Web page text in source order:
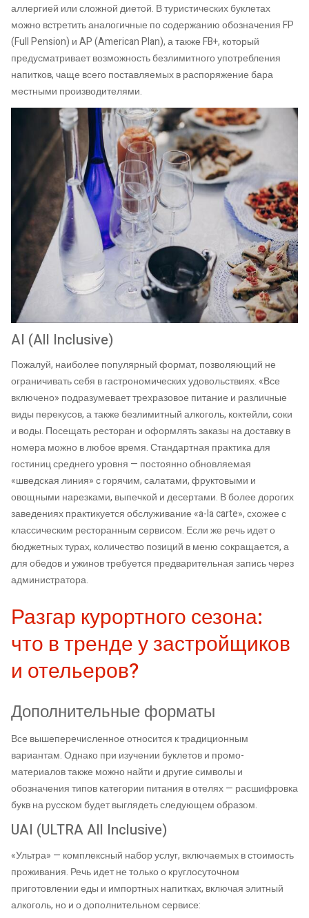
аллергией или сложной диетой. В туристических буклетах
можно встретить аналогичные по содержанию обозначения FP
(Full Pension) и AP (American Plan), а также FB+, который
предусматривает возможность безлимитного употребления
напитков, чаще всего поставляемых в распоряжение бара
местными производителями.
AI (All Inclusive)
Пожалуй, наиболее популярный формат, позволяющий не
ограничивать себя в гастрономических удовольствиях. «Все
включено» подразумевает трехразовое питание и различные
виды перекусов, а также безлимитный алкоголь, коктейли, соки
и воды. Посещать ресторан и оформлять заказы на доставку в
номера можно в любое время. Стандартная практика для
гостиниц среднего уровня — постоянно обновляемая
«шведская линия» с горячим, салатами, фруктовыми и
овощными нарезками, выпечкой и десертами. В более дорогих
заведениях практикуется обслуживание «a-la carte», схожее с
классическим ресторанным сервисом. Если же речь идет о
бюджетных турах, количество позиций в меню сокращается, а
для обедов и ужинов требуется предварительная запись через
администратора.
Разгар курортного сезона:
что в тренде у застройщиков
и отельеров?
Дополнительные форматы
Все вышеперечисленное относится к традиционным
вариантам. Однако при изучении буклетов и промо-
материалов также можно найти и другие символы и
обозначения типов категории питания в отелях — расшифровка
букв на русском будет выглядеть следующем образом.
UAI (ULTRA All Inclusive)
«Ультра» — комплексный набор услуг, включаемых в стоимость
проживания. Речь идет не только о круглосуточном
приготовлении еды и импортных напитках, включая элитный
алкоголь, но и о дополнительном сервисе: